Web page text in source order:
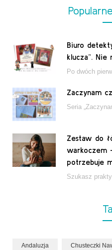
Biuro
klucza”. Nie
Zaczynam
Zestaw do
warkoczem
potrzebuje
Andaluzja Chusteczki